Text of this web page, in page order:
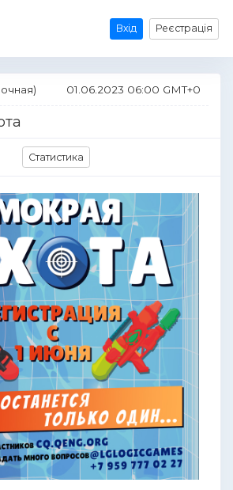
Вхід Реєстрація
01.06.2023 06:00 GMT+0
Статистика